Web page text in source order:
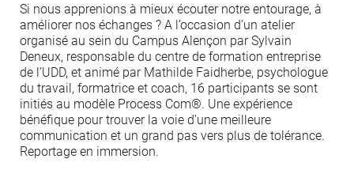
Si nous apprenions à mieux écouter notre entourage, à
améliorer nos échanges ? A l’occasion d’un atelier
organisé au sein du Campus Alençon par Sylvain
Deneux, responsable du centre de formation entreprise
de l’UDD, et animé par Mathilde Faidherbe, psychologue
du travail, formatrice et coach, 16 participants se sont
initiés au modèle Process Com®. Une expérience
bénéfique pour trouver la voie d’une meilleure
communication et un grand pas vers plus de tolérance.
Reportage en immersion.